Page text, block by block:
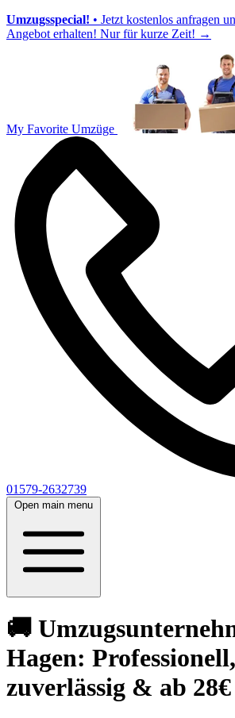
Umzugsspecial! • Jetzt kostenlos anfragen
Angebot erhalten! Nur für kurze Zeit! →
My Favorite Umzüge
01579-2632739
Open main menu
🚚
Hagen: Professionell,
zuverlässig & ab 28€